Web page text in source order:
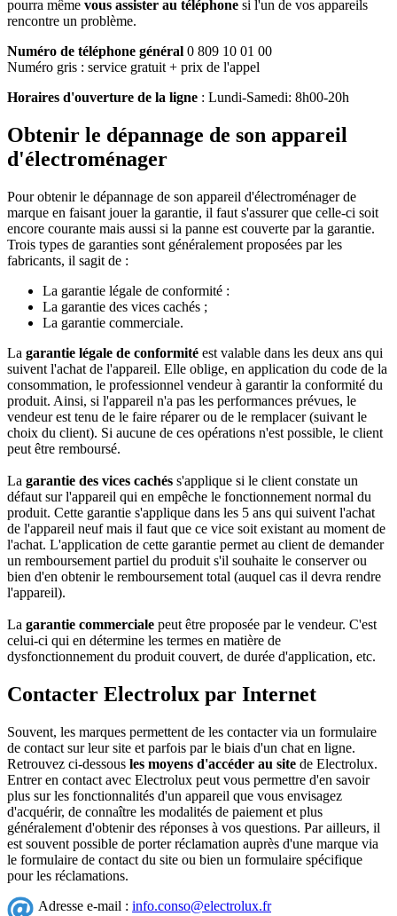
pourra même vous assister au téléphone si l'un de vos appareils
rencontre un problème.
Numéro de téléphone général 0 809 10 01 00
Numéro gris : service gratuit + prix de l'appel
Horaires d'ouverture de la ligne : Lundi-Samedi: 8h00-20h
Obtenir le dépannage de son appareil
d'électroménager
Pour obtenir le dépannage de son appareil d'électroménager de
marque en faisant jouer la garantie, il faut s'assurer que celle-ci soit
encore courante mais aussi si la panne est couverte par la garantie.
Trois types de garanties sont généralement proposées par les
fabricants, il sagit de :
La garantie légale de conformité :
La garantie des vices cachés ;
La garantie commerciale.
La garantie légale de conformité est valable dans les deux ans qui
suivent l'achat de l'appareil. Elle oblige, en application du code de la
consommation, le professionnel vendeur à garantir la conformité du
produit. Ainsi, si l'appareil n'a pas les performances prévues, le
vendeur est tenu de le faire réparer ou de le remplacer (suivant le
choix du client). Si aucune de ces opérations n'est possible, le client
peut être remboursé.
La garantie des vices cachés s'applique si le client constate un
défaut sur l'appareil qui en empêche le fonctionnement normal du
produit. Cette garantie s'applique dans les 5 ans qui suivent l'achat
de l'appareil neuf mais il faut que ce vice soit existant au moment de
l'achat. L'application de cette garantie permet au client de demander
un remboursement partiel du produit s'il souhaite le conserver ou
bien d'en obtenir le remboursement total (auquel cas il devra rendre
l'appareil).
La garantie commerciale peut être proposée par le vendeur. C'est
celui-ci qui en détermine les termes en matière de
dysfonctionnement du produit couvert, de durée d'application, etc.
Contacter Electrolux par Internet
Souvent, les marques permettent de les contacter via un formulaire
de contact sur leur site et parfois par le biais d'un chat en ligne.
Retrouvez ci-dessous les moyens d'accéder au site de Electrolux.
Entrer en contact avec Electrolux peut vous permettre d'en savoir
plus sur les fonctionnalités d'un appareil que vous envisagez
d'acquérir, de connaître les modalités de paiement et plus
généralement d'obtenir des réponses à vos questions. Par ailleurs, il
est souvent possible de porter réclamation auprès d'une marque via
le formulaire de contact du site ou bien un formulaire spécifique
pour les réclamations.
Adresse e-mail : info.conso@electrolux.fr